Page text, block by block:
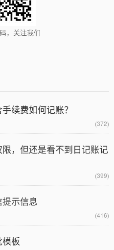
，关注我们
续费如何记账？
(372)
，但还是看不到日记账记
(399)
示信息
(416)
板